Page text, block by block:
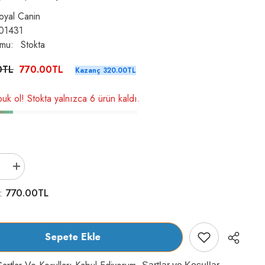
Canin
Stokta
770.00TL Kazanç 320.00TL
ol! Stokta yalnızca 6 ürün kaldı.
Royal
Canin
Yorkshire
Terrier
Yetişkin
Maması
770.00TL
Sepete Ekle